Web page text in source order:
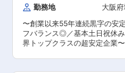
ケースがあります。 出張に行
利益を被らぬように様々な手当
ます。 ◇帰省旅費（月1回往
際の旅費（誕生日、結婚記念
発表会など） ◇赴任手当月7
た現場の棟数に応じて評価が
ます ・毎月ランキング形式で
ス、病院などへの施行が多いも
ニーズもあります。 ・空調設
温度、湿度、空気清浄などの
空気調和を行う機械を取り付
す ・給水給湯設備工事は給水
置する管工事のことです ・ガ
勤務地
大阪
〜創業以来55年連続黒字の安
フバランス◎／基本土日祝休
界トップクラスの超安定企業〜 ■業務内容： 創